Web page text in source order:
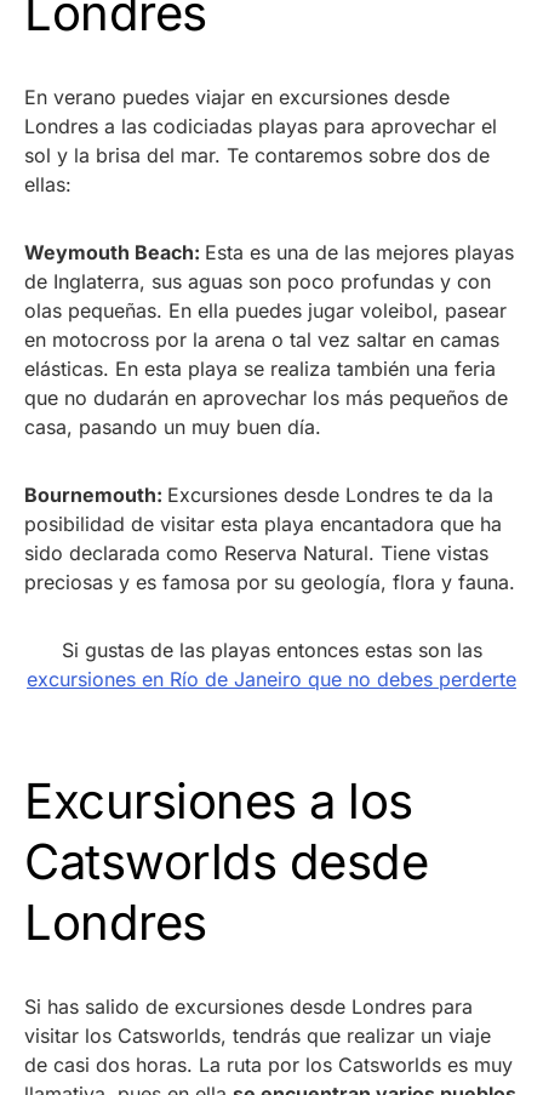
Londres
En verano puedes viajar en excursiones desde
Londres a las codiciadas playas para aprovechar el
sol y la brisa del mar. Te contaremos sobre dos de
ellas:
Weymouth Beach: Esta es una de las mejores playas
de Inglaterra, sus aguas son poco profundas y con
olas pequeñas. En ella puedes jugar voleibol, pasear
en motocross por la arena o tal vez saltar en camas
elásticas. En esta playa se realiza también una feria
que no dudarán en aprovechar los más pequeños de
casa, pasando un muy buen día.
Bournemouth: Excursiones desde Londres te da la
posibilidad de visitar esta playa encantadora que ha
sido declarada como Reserva Natural. Tiene vistas
preciosas y es famosa por su geología, flora y fauna.
Si gustas de las playas entonces estas son las
excursiones en Río de Janeiro que no debes perderte
Excursiones a los
Catsworlds desde
Londres
Si has salido de excursiones desde Londres para
visitar los Catsworlds, tendrás que realizar un viaje
de casi dos horas. La ruta por los Catsworlds es muy